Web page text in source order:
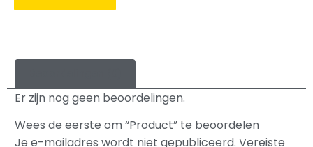
Er zijn nog geen beoordelingen.
Wees de eerste om “Product” te beoordelen
Je e-mailadres wordt niet gepubliceerd. Vereiste